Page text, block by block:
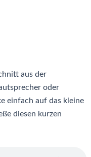
aus der
oder
einfach auf das kleine
diesen kurzen